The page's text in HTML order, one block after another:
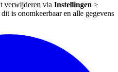
verwijderen via Instellingen >
is onomkeerbaar en alle gegevens